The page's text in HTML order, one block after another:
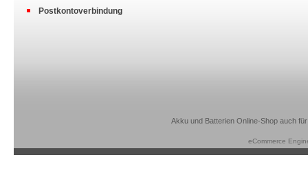
Postkontoverbindung
Akku und Batterien Online-Shop auch
eCommerce